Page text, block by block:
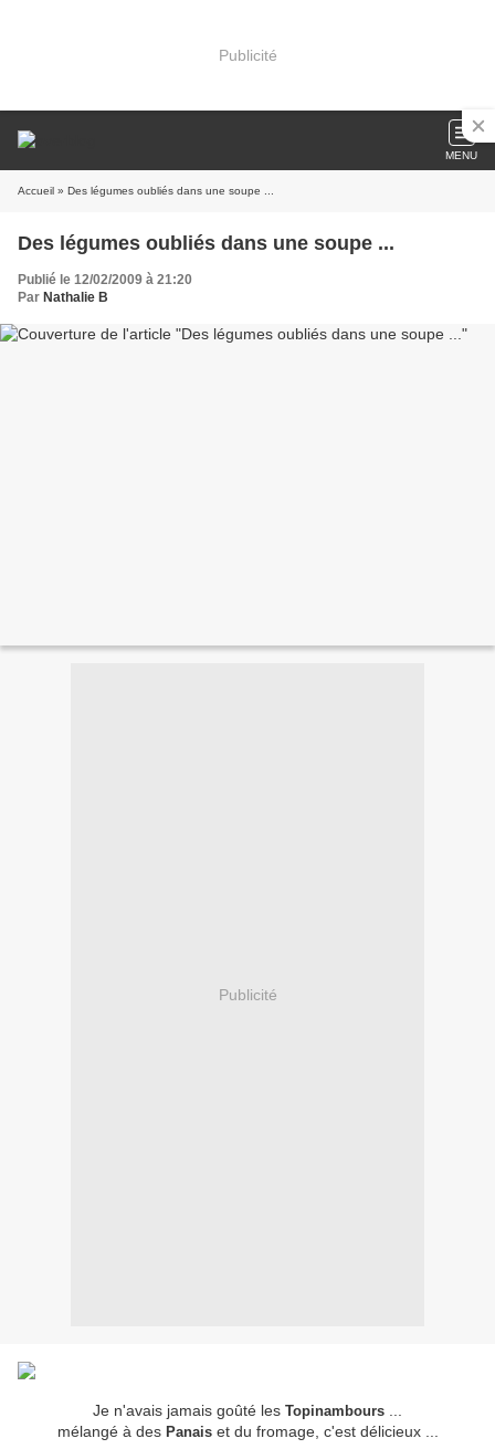
Publicité
MENU
Accueil » Des légumes oubliés dans une soupe ...
Des légumes oubliés dans une soupe ...
Publié le 12/02/2009 à 21:20
Par Nathalie B
Publicité
Je n'avais jamais goûté les Topinambours
mélangé à des Panaiset du fromage, c'est délicieux ...